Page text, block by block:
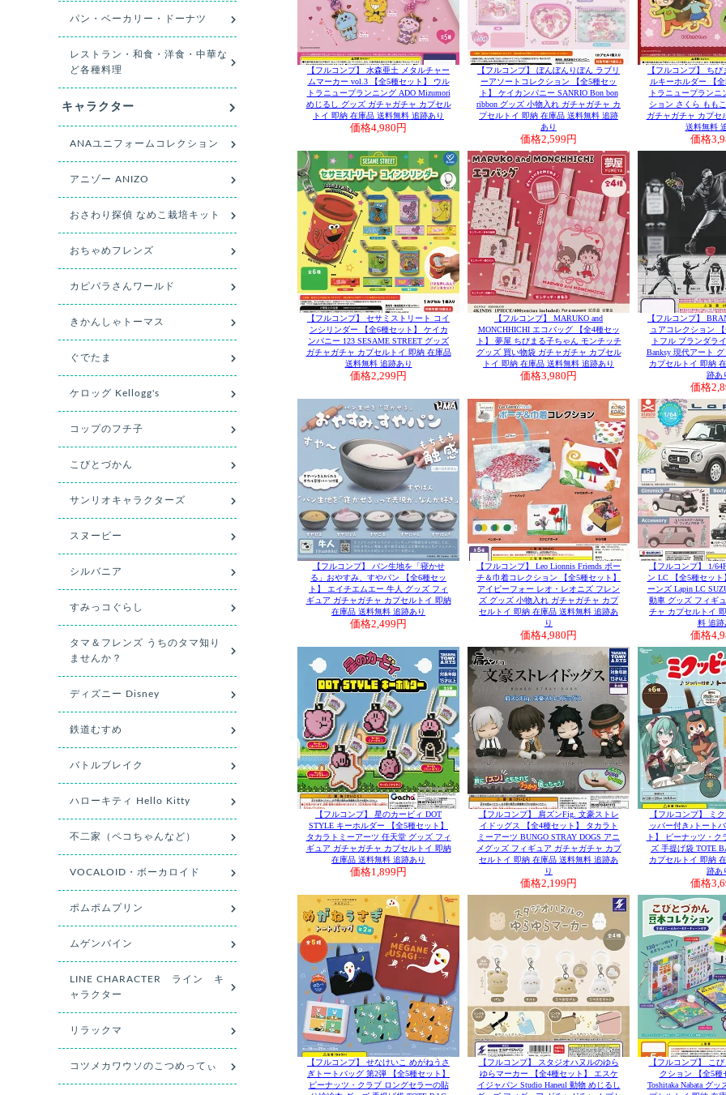
【フルコンプ】 水森亜土 メタルチャー
ムマーカー vol.3 【全5種セット】 ウル
トラニュープランニング ADO Mizumori
めじるし グッズ ガチャガチャ カプセル
トイ 即納 在庫品 送料無料 追跡あり
価格4,980円
【フルコンプ】 ぼんぼんりぼん ラブリ
ーアソートコレクション 【全5種セッ
ト】 ケイカンパニー SANRIO Bon bon
ribbon グッズ 小物入れ ガチャガチャ カ
プセルトイ 即納 在庫品 送料無料 追跡
あり
価格2,599円
【フルコンプ】 ち
ルキーホルダー 【
トラニュープランニ
ション さくら もも
ガチャガチャ カプセ
送料無料
価格
【フルコンプ】 セサミストリート コイ
ンシリンダー 【全6種セット】 ケイカ
ンパニー 123 SESAME STREET グッズ
ガチャガチャ カプセルトイ 即納 在庫品
送料無料 追跡あり
価格2,299円
【フルコンプ】 MARUKO and
MONCHHICHI エコバッグ 【全4種セッ
ト】 夢屋 ちびまる子ちゃん モンチッチ
グッズ 買い物袋 ガチャガチャ カプセル
トイ 即納 在庫品 送料無料 追跡あり
価格3,980円
【フルコンプ】
ュアコレクション
トフル ブランダラ
Banksy 現代アート
カプセルトイ 即納
跡あ
価格
【フルコンプ】 パン生地を「寝かせ
る」おやすみ、すやパン 【全6種セッ
ト】 エイチエムエー 牛人 グッズ フィ
ギュア ガチャガチャ カプセルトイ 即納
在庫品 送料無料 追跡あり
価格2,499円
【フルコンプ】 Leo Lionnis Friends ポー
チ＆巾着コレクション 【全5種セット】
アイピーフォー レオ・レオニズ フレン
ズ グッズ 小物入れ ガチャガチャ カプ
セルトイ 即納 在庫品 送料無料 追跡あ
り
価格4,980円
【フルコンプ】 1/
ン LC 【全5種セット
ーンズ Lapin LC
動車 グッズ フィギ
チャ カプセルトイ
料 追跡
価格
【フルコンプ】 星のカービィ DOT
STYLE キーホルダー 【全5種セット】
タカラトミーアーツ 任天堂 グッズ フィ
ギュア ガチャガチャ カプセルトイ 即納
在庫品 送料無料 追跡あり
価格1,899円
【フルコンプ】 肩ズンFig. 文豪ストレ
イドッグス 【全4種セット】 タカラト
ミーアーツ BUNGO STRAY DOGS アニ
メグッズ フィギュア ガチャガチャ カプ
セルトイ 即納 在庫品 送料無料 追跡あ
り
価格2,199円
【フルコンプ】 ミ
ッパー付き♪トート
ト】 ピーナッツ・ク
ズ 手提げ袋 TOTE
カプセルトイ 即納
跡あ
価格
【フルコンプ】 せなけいこ めがねうさ
ぎトートバッグ 第2弾 【全5種セット】
ピーナッツ・クラブ ロングセラーの貼
【フルコンプ】 スタジオハヌルのゆら
ゆらマーカー 【全4種セット】 エスケ
イジャパン Studio Haneul 動物 めじるし
【フルコンプ】 こ
クション 【全5種
Toshitaka Nabata グ